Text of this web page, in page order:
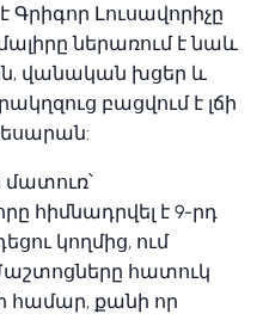
Լուսավորիչը
ներառում է նաև
վանական խցեր և
բացվում է լճի
հիմնադրվել է 9-րդ
կողմից, ում
հատուկ
համար, քանի որ